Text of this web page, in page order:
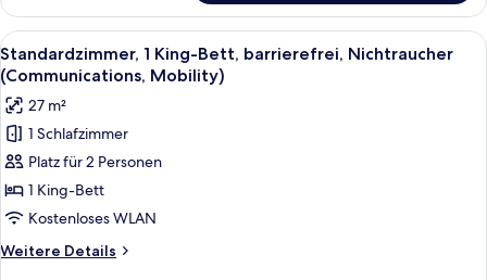
2 Queen-
Betten,
barrierefrei,
Nichtraucher
(Communications)
Alle
Fotos
für
Standardzimmer,
1 King-
Bett,
barrierefrei,
Nichtraucher
(Communications,
Mobility)
Ein modernes Badezimmer mit
7
Standardzimmer, 1 King-Bett, barrierefrei, Nichtraucher
(Communications, Mobility)
27 m²
1 Schlafzimmer
Platz für 2 Personen
1 King-Bett
Kostenloses WLAN
Weitere Details
Weitere